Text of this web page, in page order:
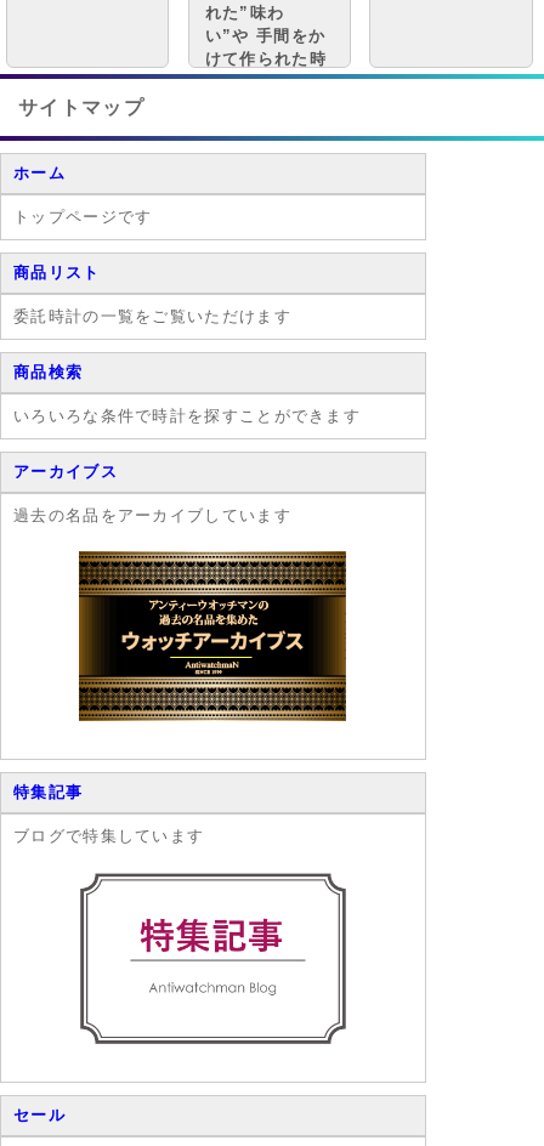
れた”味わ
い”や 手間をか
けて作られた時
計ゆえの”質
表現できる魅力
サイトマップ
ホーム
トップページです
商品リスト
委託時計の一覧をご覧いただけます
商品検索
いろいろな条件で時計を探すことができます
アーカイブス
過去の名品をアーカイブしています
特集記事
ブログで特集しています
セール